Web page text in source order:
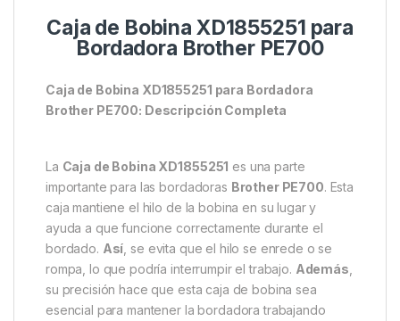
Caja de Bobina XD1855251 para
Bordadora Brother PE700
Caja de Bobina XD1855251 para Bordadora
Brother PE700: Descripción Completa
La Caja de Bobina XD1855251 es una parte
importante para las bordadoras Brother PE700. Esta
caja mantiene el hilo de la bobina en su lugar y
ayuda a que funcione correctamente durante el
bordado. Así , se evita que el hilo se enrede o se
rompa, lo que podría interrumpir el trabajo. Además
su precisión hace que esta caja de bobina sea
esencial para mantener la bordadora trabajando